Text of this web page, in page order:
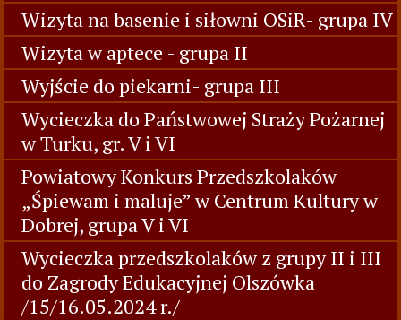
Wizyta na basenie i siłowni OSiR- grupa IV
Wizyta w aptece - grupa II
Wyjście do piekarni- grupa III
Wycieczka do Państwowej Straży Pożarnej
w Turku, gr. V i VI
Powiatowy Konkurs Przedszkolaków
„Śpiewam i maluje” w Centrum Kultury w
Dobrej, grupa V i VI
Wycieczka przedszkolaków z grupy II i III
do Zagrody Edukacyjnej Olszówka
/15/16.05.2024 r./